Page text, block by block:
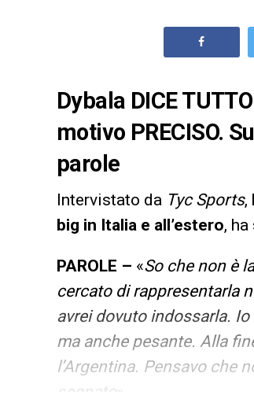
Dybala DICE
motivo PRECISO.
parole
Intervistato da Tyc Sports,
big in Italia e all’estero,
PAROLE – «So che non è
cercato di rappresentarla
avrei dovuto indossarla.
ma anche pesante. Alla
l’Argentina. Pensavo che